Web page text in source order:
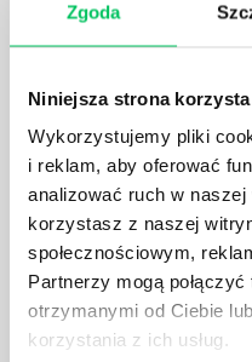
Zgoda
Niniejsza strona
Wykorzystujemy pliki
i reklam, aby oferować
analizować ruch w
korzystasz z naszej
społecznościowym,
Partnerzy mogą
otrzymanymi od Ciebie
korzystania z ich usług.
MEDYCZNYCH?
które mają za zadanie
dziedziny gospodarki.
będą zobowiązane
wprowadzenie dąży do
produktów, które trafiają